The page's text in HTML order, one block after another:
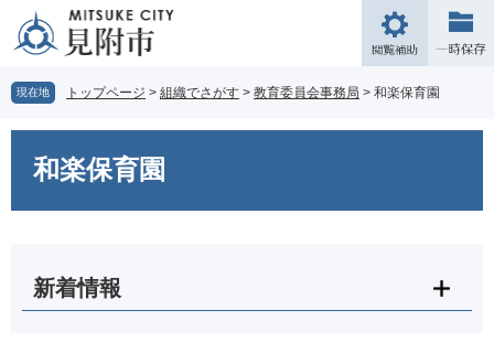
の
先
頭
ー
を
飛
閲
覧
補
現在地 トップページ > 組織でさがす > 教育委員会事務局 > 和楽保育園
和楽保育園
新着情報